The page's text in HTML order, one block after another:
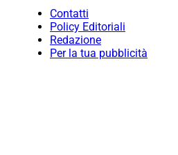
Contatti
Policy Editoriali
Redazione
Per la tua pubblicità